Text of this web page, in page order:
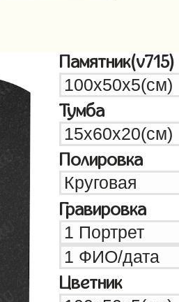
Памятник(v715)
Тумба
Полировка
Гравировка
Цветник